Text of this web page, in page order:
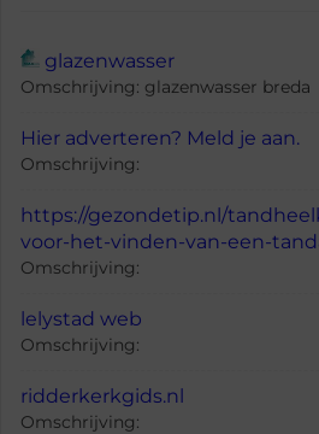
glazenwasser
Omschrijving: glazenwasser breda
Hier adverteren? Meld je aan.
Omschrijving:
https://gezondetip.nl/
voor-het-vinden-van-een-
Omschrijving:
lelystad web
Omschrijving:
ridderkerkgids.nl
Omschrijving: